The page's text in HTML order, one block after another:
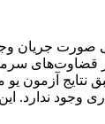
جریان
قضاوت‌های
نتایج آزمون
وجود ندارد.